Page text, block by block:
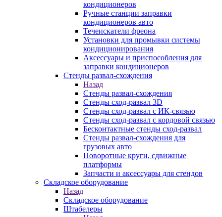
кондиционеров
Ручные станции заправки
кондиционеров авто
Течеискатели фреона
Установки для промывки системы
кондиционирования
Аксессуары и приспособления для
заправки кондиционеров
Стенды развал-схождения
Назад
Стенды развал-схождения
Стенды сход-развал 3D
Стенды сход-развал с ИК-связью
Стенды сход-развал с кордовой связью
Бесконтактные стенды сход-развал
Стенды развал-схождения для
грузовых авто
Поворотные круги, сдвижные
платформы
Запчасти и аксессуары для стендов
Складское оборудование
Назад
Складское оборудование
Штабелеры